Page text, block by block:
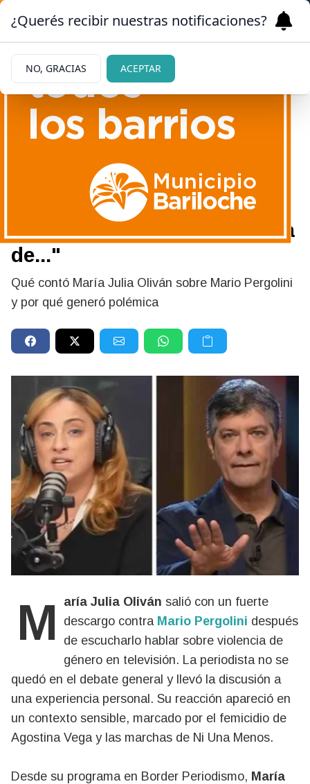
María Julia Oliván denunció
lo que sufrió a manos de
Mario Pergolini : "Fui víctima
de..."
Qué contó María Julia Oliván sobre Mario Pergolini
y por qué generó polémica
María Julia Oliván salió con un fuerte
descargo contra Mario Pergolini después
de escucharlo hablar sobre violencia de
género en televisión. La periodista no se
quedó en el debate general y llevó la discusión a
una experiencia personal. Su reacción apareció en
un contexto sensible, marcado por el femicidio de
Agostina Vega y las marchas de Ni Una Menos.
Desde su programa en Border Periodismo, María
¿Querés recibir nuestras notificaciones?
NO, GRACIAS ACEPTAR